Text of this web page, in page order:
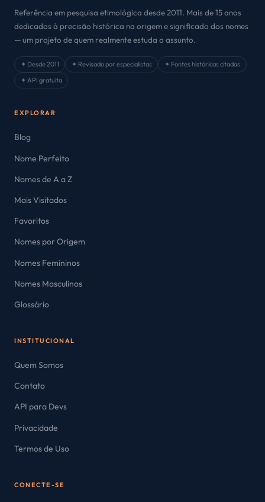
Referência em pesquisa etimológica desde 2011. Mais de 15 anos
dedicados à precisão histórica na origem e significado dos nomes
— um projeto de quem realmente estuda o assunto.
✦ Desde 2011 ✦ Revisado por especialistas
✦ Fontes históricas citadas
✦ API gratuita
EXPLORAR
Blog
Nome Perfeito
Nomes de A a Z
Mais Visitados
Favoritos
Nomes por Origem
Nomes Femininos
Nomes Masculinos
Glossário
INSTITUCIONAL
Quem Somos
Contato
API para Devs
Privacidade
Termos de Uso
CONECTE-SE